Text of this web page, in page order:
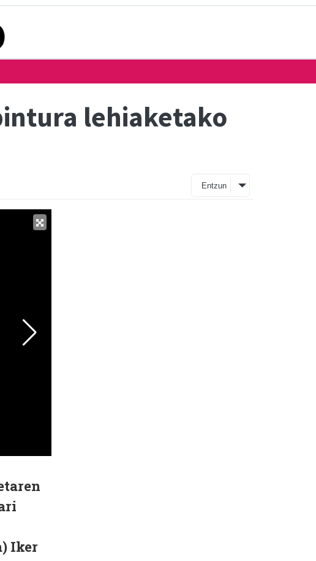
lehiaketako
Entzun
Iker